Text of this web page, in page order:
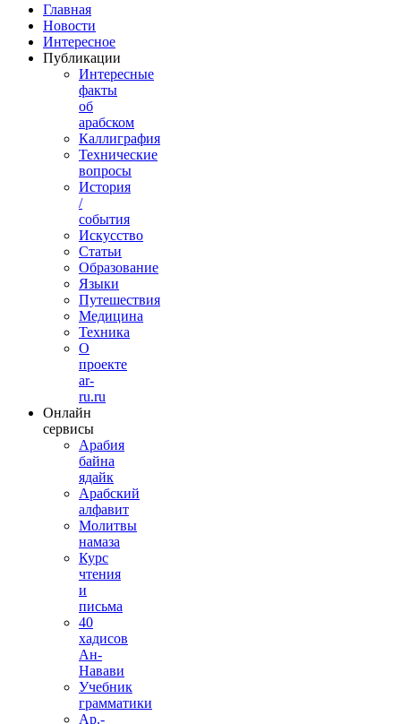
Главная
Новости
Интересное
Публикации
Интересные
факты
об
арабском
Каллиграфия
Технические
вопросы
История
/
события
Искусство
Статьи
Образование
Языки
Путешествия
Медицина
Техника
О
проекте
ar-
ru.ru
Онлайн
сервисы
Арабия
байна
ядайк
Арабский
алфавит
Молитвы
намаза
Курс
чтения
и
письма
40
хадисов
Ан-
Навави
Учебник
грамматики
Ар.-